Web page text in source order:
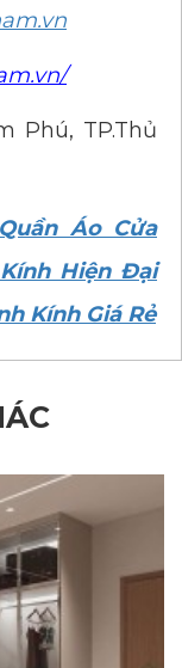
Phú, TP.Thủ
Áo Cửa
Hiện Đại
Kính Giá Rẻ